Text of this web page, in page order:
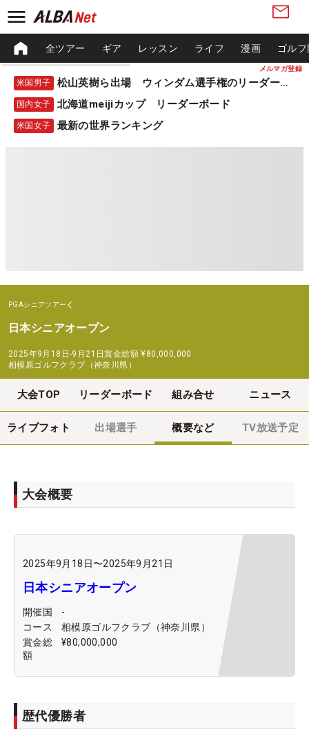
メルマガ登録
全ツアー ギア レッスン ライフ 漫画 ゴル
米国男子 松山英樹ら出場 ウィンダム選手権のリーダーボード
国内女子 北海道meijiカップ リーダーボード
米国女子 最新の世界ランキング
PGAシニアツアー
日本シニアオープン
2025年9月18日-9月21日賞金総額 ¥80,000,000
相模原ゴルフクラブ（神奈川県）
大会TOP リーダーボード 組み合せ ニュース
ライブフォト 出場選手 概要など TV放送予定
大会概要
2025年9月18日〜2025年9月21日
日本シニアオープン
開催国
-
コース
相模原ゴルフクラブ（神奈川県）
賞金総
額
¥80,000,000
歴代優勝者